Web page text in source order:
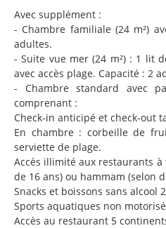
Avec supplément :
- Chambre familiale (24 m²)
adultes.
- Suite vue mer (24 m²) : 1 lit
avec accès plage. Capacité : 2
- Chambre standard avec
comprenant :
Check-in anticipé et check-out
En chambre : corbeille de
serviette de plage.
Accès illimité aux restaurants
de 16 ans) ou hammam (selon
Snacks et boissons sans alcool
Sports aquatiques non
Accès au restaurant 5